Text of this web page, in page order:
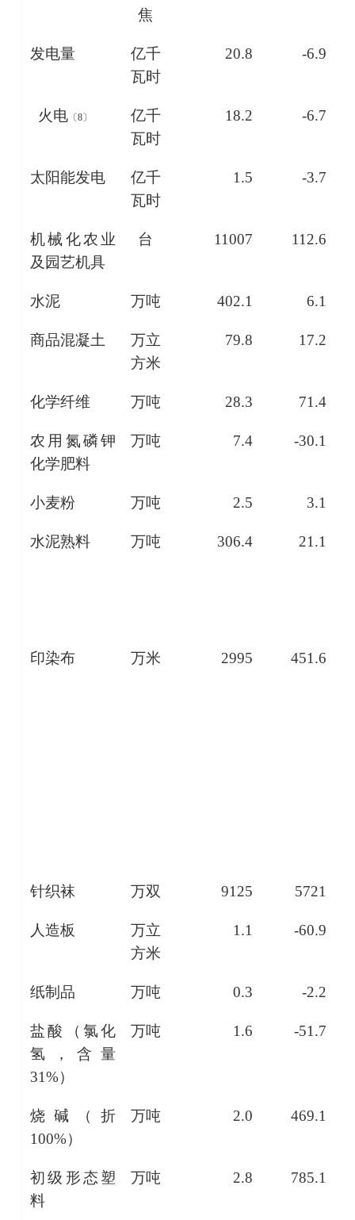
焦
发电量
亿千
瓦时
20.8 -6.9
火电 〔8〕
亿千
瓦时
18.2 -6.7
太阳能发电
亿千
瓦时
1.5 -3.7
机械化农业
及园艺机具
台 11007 112.6
水泥 万吨 402.1 6.1
商品混凝土
万立
方米
79.8 17.2
化学纤维 万吨 28.3 71.4
农用氮磷钾
化学肥料
万吨 7.4 -30.1
小麦粉 万吨 2.5 3.1
水泥熟料 万吨 306.4 21.1
印染布 万米 2995 451.6
针织袜 万双 9125 5721
人造板
万立
方米
1.1 -60.9
纸制品 万吨 0.3 -2.2
盐酸（氯化
氢，含量
31%）
万吨 1.6 -51.7
烧碱（折
100%）
万吨 2.0 469.1
初级形态塑
料
万吨 2.8 785.1